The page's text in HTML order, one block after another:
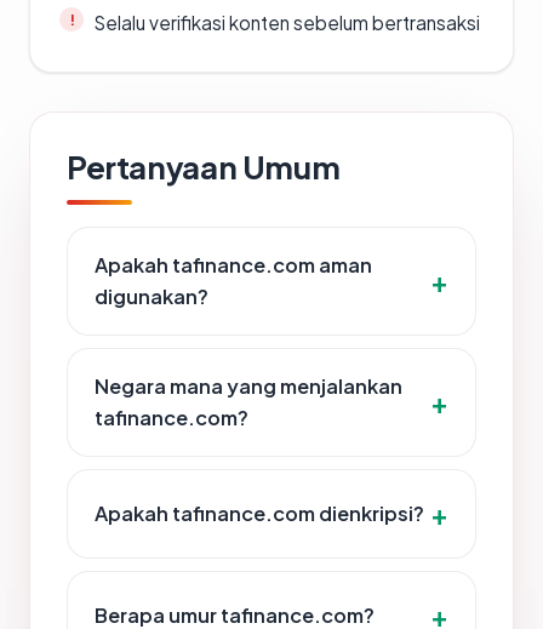
Selalu verifikasi konten sebelum bertransaksi
Pertanyaan Umum
Apakah tafinance.com aman
digunakan?
Negara mana yang menjalankan
tafinance.com?
Apakah tafinance.com dienkripsi?
Berapa umur tafinance.com?